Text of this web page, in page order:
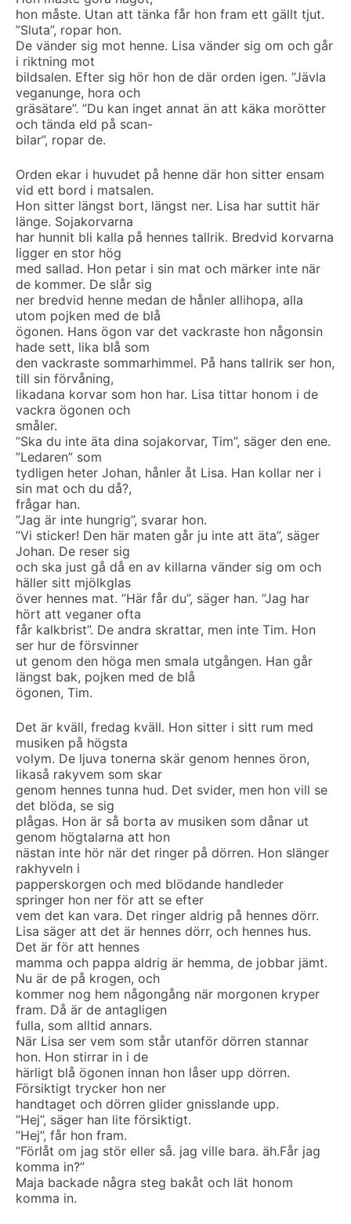
hon måste. Utan att tänka får hon fram ett gällt tjut.
”Sluta”, ropar hon.
De vänder sig mot henne. Lisa vänder sig om och går
i riktning mot
bildsalen. Efter sig hör hon de där orden igen. ”Jävla
veganunge, hora och
gräsätare”. ”Du kan inget annat än att käka morötter
och tända eld på scan-
bilar”, ropar de.
Orden ekar i huvudet på henne där hon sitter ensam
vid ett bord i matsalen.
Hon sitter längst bort, längst ner. Lisa har suttit här
länge. Sojakorvarna
har hunnit bli kalla på hennes tallrik. Bredvid korvarna
ligger en stor hög
med sallad. Hon petar i sin mat och märker inte när
de kommer. De slår sig
ner bredvid henne medan de hånler allihopa, alla
utom pojken med de blå
ögonen. Hans ögon var det vackraste hon någonsin
hade sett, lika blå som
den vackraste sommarhimmel. På hans tallrik ser hon,
till sin förvåning,
likadana korvar som hon har. Lisa tittar honom i de
vackra ögonen och
småler.
”Ska du inte äta dina sojakorvar, Tim”, säger den ene.
”Ledaren” som
tydligen heter Johan, hånler åt Lisa. Han kollar ner i
sin mat och du då?,
frågar han.
”Jag är inte hungrig”, svarar hon.
”Vi sticker! Den här maten går ju inte att äta”, säger
Johan. De reser sig
och ska just gå då en av killarna vänder sig om och
häller sitt mjölkglas
över hennes mat. ”Här får du”, säger han. ”Jag har
hört att veganer ofta
får kalkbrist”. De andra skrattar, men inte Tim. Hon
ser hur de försvinner
ut genom den höga men smala utgången. Han går
längst bak, pojken med de blå
ögonen, Tim.
Det är kväll, fredag kväll. Hon sitter i sitt rum med
musiken på högsta
volym. De ljuva tonerna skär genom hennes öron,
likaså rakyvem som skar
genom hennes tunna hud. Det svider, men hon vill se
det blöda, se sig
plågas. Hon är så borta av musiken som dånar ut
genom högtalarna att hon
nästan inte hör när det ringer på dörren. Hon slänger
rakhyveln i
papperskorgen och med blödande handleder
springer hon ner för att se efter
vem det kan vara. Det ringer aldrig på hennes dörr.
Lisa säger att det är hennes dörr, och hennes hus.
Det är för att hennes
mamma och pappa aldrig är hemma, de jobbar jämt.
Nu är de på krogen, och
kommer nog hem någongång när morgonen kryper
fram. Då är de antagligen
fulla, som alltid annars.
När Lisa ser vem som står utanför dörren stannar
hon. Hon stirrar in i de
härligt blå ögonen innan hon låser upp dörren.
Försiktigt trycker hon ner
handtaget och dörren glider gnisslande upp.
”Hej”, säger han lite försiktigt.
”Hej”, får hon fram.
”Förlåt om jag stör eller så. jag ville bara. äh.Får jag
komma in?”
Maja backade några steg bakåt och lät honom
komma in.